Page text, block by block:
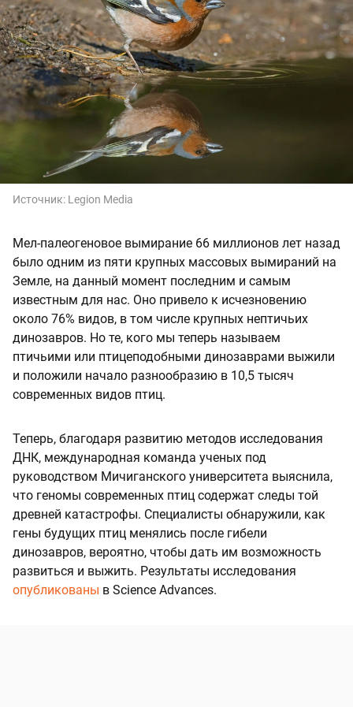
Источник: Legion Media
Мел-палеогеновое вымирание 66 миллионов лет назад
было одним из пяти крупных массовых вымираний на
Земле, на данный момент последним и самым
известным для нас. Оно привело к исчезновению
около 76% видов, в том числе крупных нептичьих
динозавров. Но те, кого мы теперь называем
птичьими или птицеподобными динозаврами выжили
и положили начало разнообразию в 10,5 тысяч
современных видов птиц.
Теперь, благодаря развитию методов исследования
ДНК, международная команда ученых под
руководством Мичиганского университета выяснила,
что геномы современных птиц содержат следы той
древней катастрофы. Специалисты обнаружили, как
гены будущих птиц менялись после гибели
динозавров, вероятно, чтобы дать им возможность
развиться и выжить. Результаты исследования
опубликованы в Science Advances.